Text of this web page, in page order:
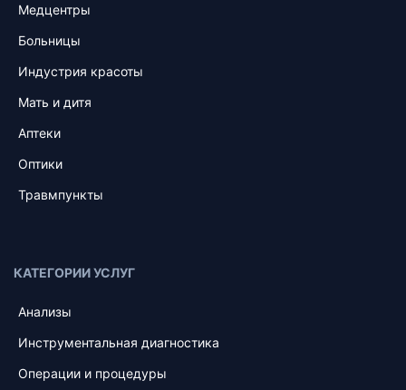
Медцентры
Больницы
Индустрия красоты
Мать и дитя
Аптеки
Оптики
Травмпункты
КАТЕГОРИИ УСЛУГ
Анализы
Инструментальная диагностика
Операции и процедуры